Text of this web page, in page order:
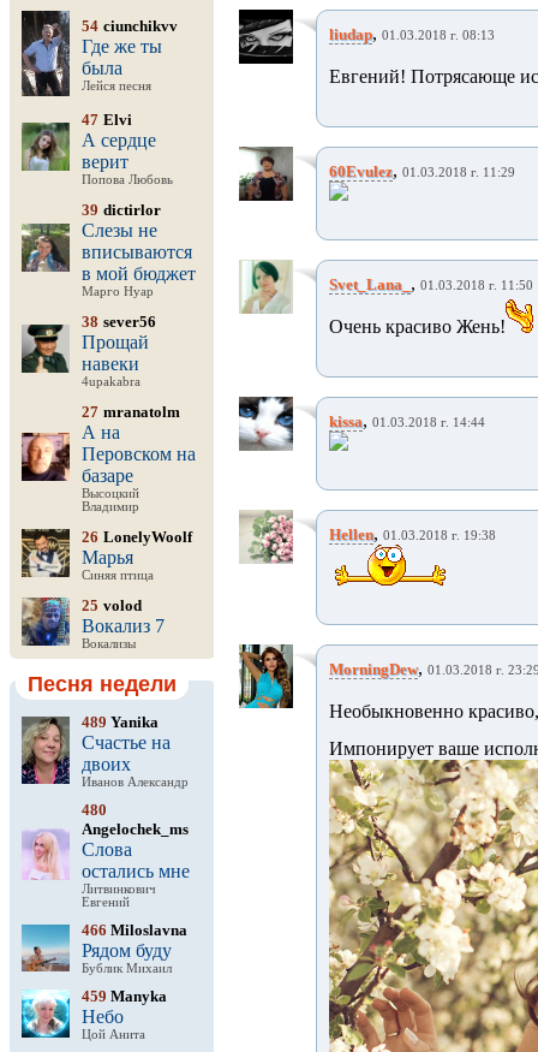
54 ciunchikvv
Где же ты
была
Лейся песня
47 Elvi
А сердце
верит
Попова Любовь
39 dictirlor
Слезы не
вписываются
в мой бюджет
Марго Нуар
38 sever56
Прощай
навеки
4upakabra
27 mranatolm
А на
Перовском на
базаре
Высоцкий
Владимир
26 LonelyWoolf
Марья
Синяя птица
25 volod
Вокализ 7
Вокализы
Песня недели
489 Yanika
Счастье на
двоих
Иванов Александр
480
Angelochek_ms
Слова
остались мне
Литвинкович
Евгений
466 Miloslavna
Рядом буду
Бублик Михаил
459 Manyka
Небо
Цой Анита
liudap, 01.03.2018 г. 08:13
Евгений! Потрясающе
60Evulez, 01.03.2018 г. 11:29
Svet_Lana_ , 01.03.2018 г. 11:50
Очень красиво Жень!
kissa, 01.03.2018 г. 14:44
Hellen, 01.03.2018 г. 19:38
MorningDew, 01.03.2018 г.
Необыкновенно
Импонирует ваше